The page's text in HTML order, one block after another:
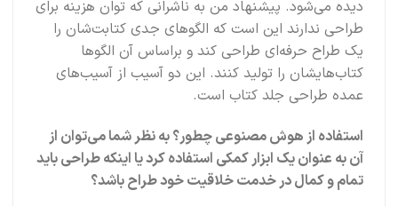
دیده می‌شود. پیشنهاد من به ناشرانی که توان هزینه برای
طراحی ندارند این است که الگوهای جدی کتابت‌شان را
یک طراح حرفه‌ای طراحی کند و براساس آن الگوها
کتاب‌هایشان را تولید کنند. این دو آسیب‌ از آسیب‌های
عمده طراحی جلد کتاب است.
استفاده از هوش مصنوعی چطور؟ به نظر شما می‌توان از
آن به عنوان یک ابزار کمکی استفاده کرد یا اینکه طراحی باید
تمام و کمال در خدمت خلاقیت خود طراح باشد؟